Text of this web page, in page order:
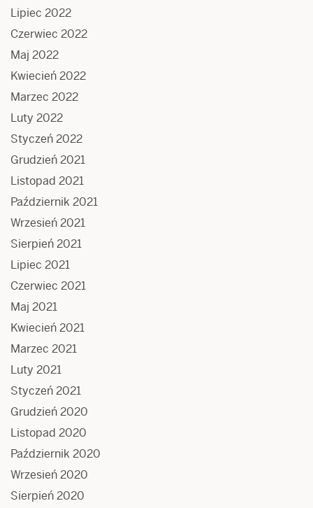
Lipiec 2022
Czerwiec 2022
Maj 2022
Kwiecień 2022
Marzec 2022
Luty 2022
Styczeń 2022
Grudzień 2021
Listopad 2021
Październik 2021
Wrzesień 2021
Sierpień 2021
Lipiec 2021
Czerwiec 2021
Maj 2021
Kwiecień 2021
Marzec 2021
Luty 2021
Styczeń 2021
Grudzień 2020
Listopad 2020
Październik 2020
Wrzesień 2020
Sierpień 2020